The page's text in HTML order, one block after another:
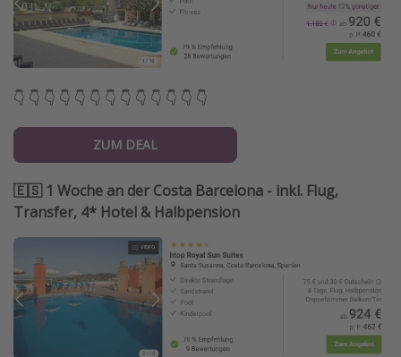
👇 👇 👇 👇 👇 👇 👇 👇 👇 👇 👇 👇 👇
ZUM DEAL
🇪🇸 1 Woche an der Costa Barcelona - inkl. Flug,
Transfer, 4* Hotel & Halbpension